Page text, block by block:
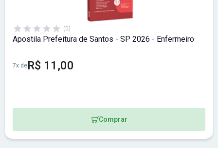
(0)
Apostila Prefeitura de Santos - SP 2026 - Enfermeiro
7x deR$ 11,00
Comprar